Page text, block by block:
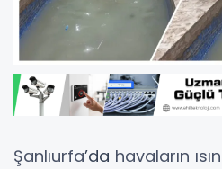
Şanlıurfa’da havaların